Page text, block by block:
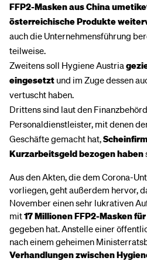
FFP2-Masken aus China
österreichische Produkte
auch die Unternehmensführung
teilweise.
Zweitens soll Hygiene Austria
eingesetzt und im Zuge dessen
vertuscht haben.
Drittens sind laut den
Personaldienstleister, mit denen
Geschäfte gemacht hat,
Kurzarbeitsgeld bezogen haben
Aus den Akten, die dem Corona-
vorliegen, geht außerdem hervor,
November einen sehr lukrativen
mit17 Millionen FFP2-Masken
gegeben hat. Anstelle einer
nach einem geheimen
Verhandlungen zwischen